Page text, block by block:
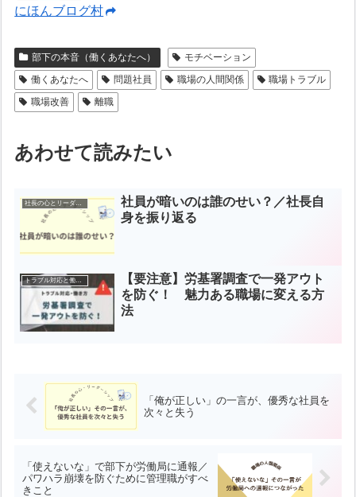
にほんブログ村
部下の本音（働くあなたへ）
モチベーション
働くあなたへ
問題社員 職場の人間関係
職場トラブル
職場改善
離職
あわせて読みたい
社長の心とリーダーシップ
社員が暗いのは誰のせい？／社長自
身を振り返る
【要注意】労基署調査で一発アウト
を防ぐ！ 魅力ある職場に変える方
法
「俺が正しい」の一言が、優秀な社員を
次々と失う
「使えないな」で部下が労働局に通報／
パワハラ崩壊を防ぐために管理職がすべ
きこと